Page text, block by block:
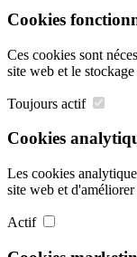
Cookies
Ces cookies sont
site web et le
Toujours actif
Cookies
Les cookies
site web et
Actif